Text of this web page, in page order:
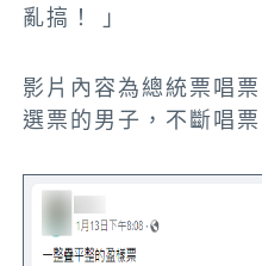
亂搞！ 」
影片內容為總統票唱
選票的男子，不斷唱